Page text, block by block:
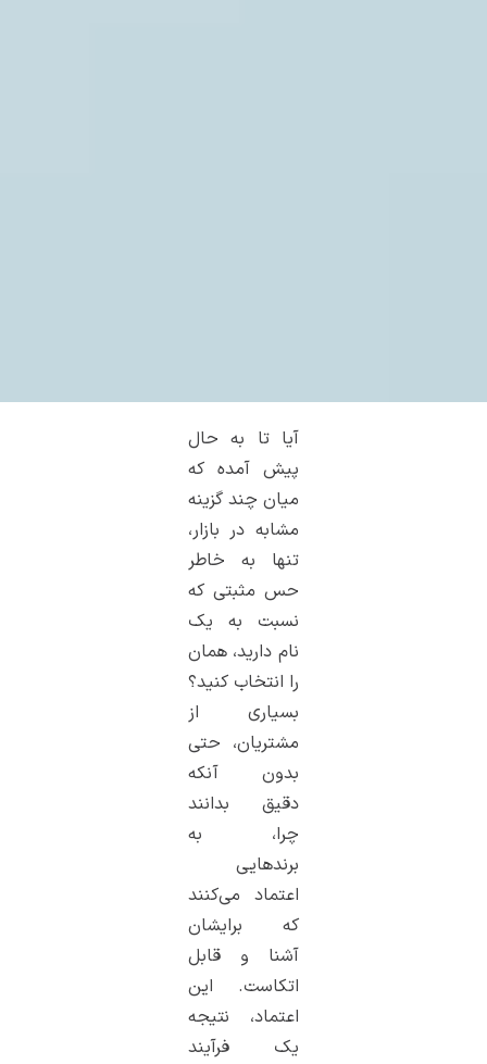
آیا تا به حال
پیش آمده که
میان چند گزینه
مشابه در بازار،
تنها به خاطر
حس مثبتی که
نسبت به یک
نام دارید، همان
را انتخاب کنید؟
بسیاری از
مشتریان، حتی
بدون آنکه
دقیق بدانند
چرا، به
برندهایی
اعتماد می‌کنند
که برایشان
آشنا و قابل
اتکاست. این
اعتماد، نتیجه
یک فرآیند